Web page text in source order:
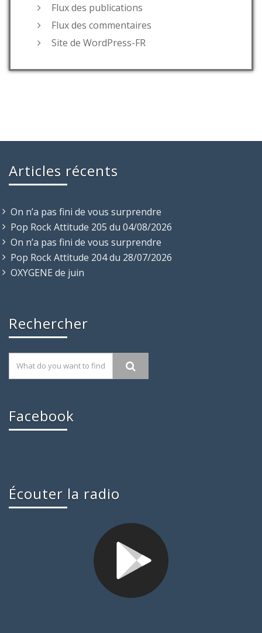
Flux des publications
Flux des commentaires
Site de WordPress-FR
Articles récents
On n’a pas fini de vous surprendre
Pop Rock Attitude 205 du 04/08/2026
On n’a pas fini de vous surprendre
Pop Rock Attitude 204 du 28/07/2026
OXYGENE de juin
Rechercher
Facebook
Écouter la radio